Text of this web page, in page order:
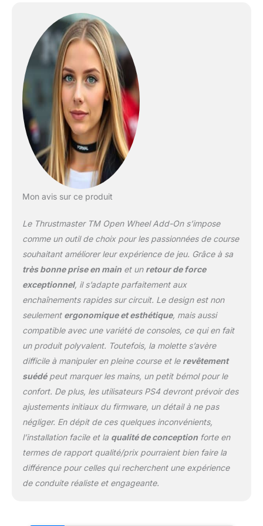
complètes : Équipé de 6
boutons d'action, d'un
commutateur rotatif à 3
positions avec fonction
poussoir, d'un D-pad
multidirectionnel et de
palettes de changement
de vitesse, le TM Open
Wheel Add-On offre de
nombreuses options de
personnalisation et de
notamment des
poignées en daim et une
plaque frontale en
aluminium brossé, le
module complémentaire
TM Open Wheel assure
une durabilité et une
sensation haut de
de course intenses.
Système de libération
rapide : intègre le
système de libération
vous permettant de
basculer facilement entre
différents volants
complémentaires
Thrustmaster, améliorant
ainsi la polyvalence et la
personnalisation de votre
configuration de course.
Mon avis sur ce produit
Le Thrustmaster TM Open Wheel Add-On s’impose
comme un outil de choix pour les passionnées de course
souhaitant améliorer leur expérience de jeu. Grâce à sa
très bonne prise en mainet un retour de force
exceptionnel, il s’adapte parfaitement aux
enchaînements rapides sur circuit. Le design est non
seulement ergonomique et esthétique, mais aussi
compatible avec une variété de consoles, ce qui en fait
un produit polyvalent. Toutefois, la molette s’avère
difficile à manipuler en pleine course et le revêtement
suédépeut marquer les mains, un petit bémol pour le
confort. De plus, les utilisateurs PS4 devront prévoir des
ajustements initiaux du firmware, un détail à ne pas
négliger. En dépit de ces quelques inconvénients,
l’installation facile et la qualité de conceptionforte en
termes de rapport qualité/prix pourraient bien faire la
différence pour celles qui recherchent une expérience
de conduite réaliste et engageante.